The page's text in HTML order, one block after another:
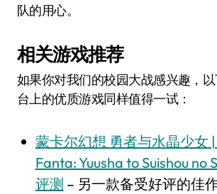
队的用心。
相关游戏推荐
如果你对我们的校园大战感兴趣，
台上的优质游戏同样值得一试：
蒙卡尔幻想 勇者与水晶少女
Fanta: Yuusha to Suishou no
评测 – 另一款备受好评的佳